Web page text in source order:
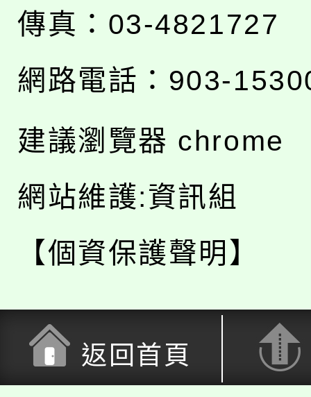
傳真：03-4821727
網路電話：903-
建議瀏覽器 chrome
網站維護:資訊組
【個資保護聲明】
返回首頁